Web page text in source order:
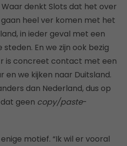
denkt Slots dat het over
heel ver komen met het
in ieder geval met een
En we zijn ook bezig
is concreet contact met een
en we kijken naar Duitsland.
dan Nederland, dus op
geen copy/paste-
motief. “Ik wil er vooral